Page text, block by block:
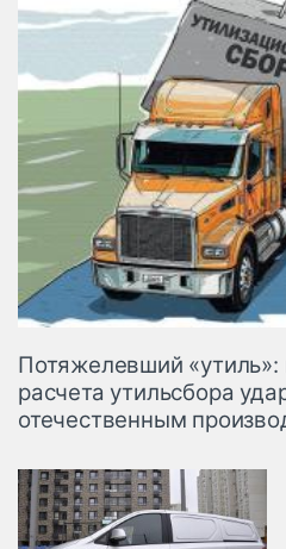
запчасти,
Топливо,
автохимия
Потяжелевший «утиль»:
расчета утильсбора
отечественным